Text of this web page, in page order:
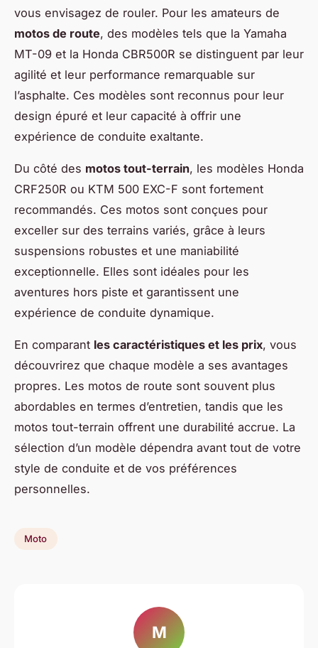
vous envisagez de rouler. Pour les amateurs de
motos de route, des modèles tels que la Yamaha
MT-09 et la Honda CBR500R se distinguent par leur
agilité et leur performance remarquable sur
l’asphalte. Ces modèles sont reconnus pour leur
design épuré et leur capacité à offrir une
expérience de conduite exaltante.
Du côté des motos tout-terrain, les modèles Honda
CRF250R ou KTM 500 EXC-F sont fortement
recommandés. Ces motos sont conçues pour
exceller sur des terrains variés, grâce à leurs
suspensions robustes et une maniabilité
exceptionnelle. Elles sont idéales pour les
aventures hors piste et garantissent une
expérience de conduite dynamique.
En comparant les caractéristiques et les prix, vous
découvrirez que chaque modèle a ses avantages
propres. Les motos de route sont souvent plus
abordables en termes d’entretien, tandis que les
motos tout-terrain offrent une durabilité accrue. La
sélection d’un modèle dépendra avant tout de votre
style de conduite et de vos préférences
personnelles.
Moto
M